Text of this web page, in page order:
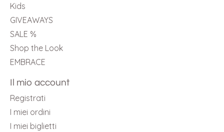
Kids
GIVEAWAYS
SALE %
Shop the Look
EMBRACE
Il mio account
Registrati
I miei ordini
I miei biglietti